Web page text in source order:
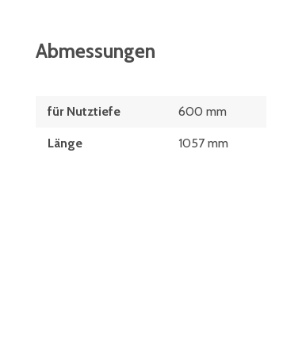
Abmessungen
für Nutztiefe 600 mm
Länge 1057 mm